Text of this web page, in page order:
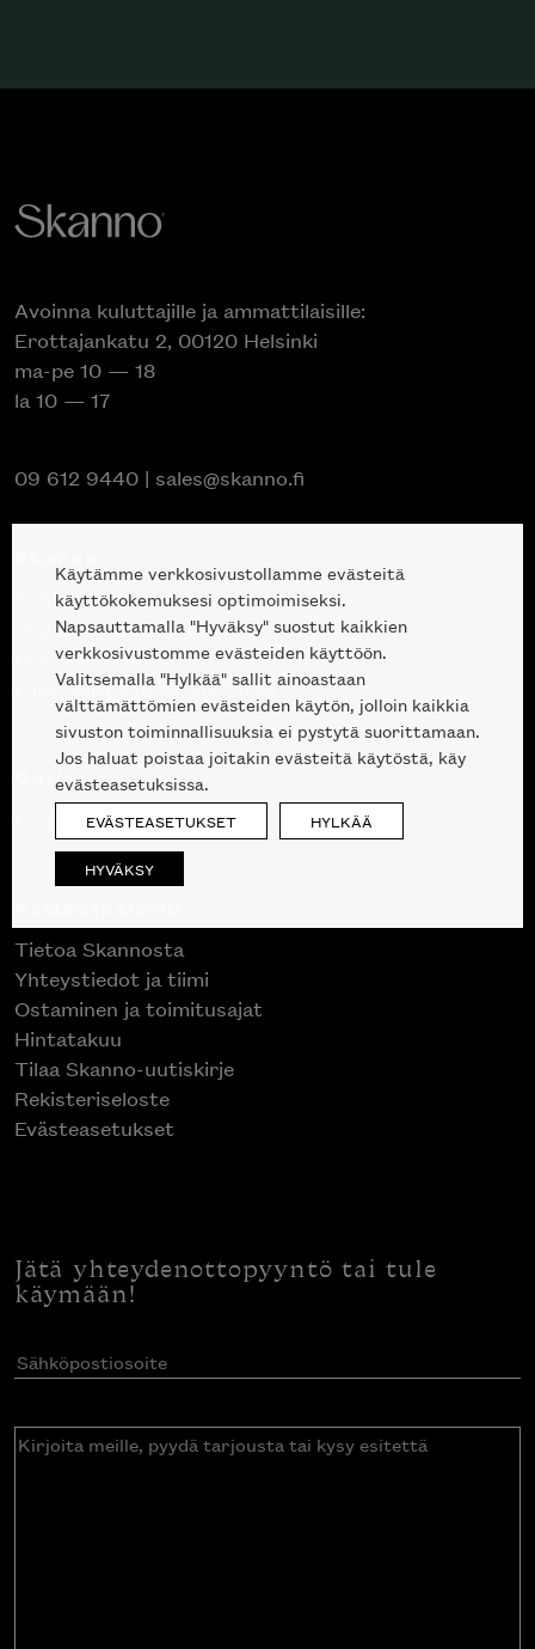
Avoinna kuluttajille ja ammattilaisille:
Erottajankatu 2, 00120 Helsinki
ma-pe 10 — 18
la 10 — 17
09 612 9440 | sales@skanno.fi
Tuotteet
Suunnittelupalvelu
Projektimyynti
Liike Helsingin keskustassa
Outlet
Poistuvat mallikappaleet
Tietoa Skannosta
Yhteystiedot ja tiimi
Ostaminen ja toimitusajat
Hintatakuu
Tilaa Skanno-uutiskirje
Rekisteriseloste
Evästeasetukset
Jätä yhteydenottopyyntö tai tule
käymään!
Sähköpostiosoite(Pakollinen)
Kirjoita
Käytämme verkkosivustollamme evästeitä
käyttökokemuksesi optimoimiseksi.
Napsauttamalla "Hyväksy" suostut kaikkien
verkkosivustomme evästeiden käyttöön.
Valitsemalla "Hylkää" sallit ainoastaan
välttämättömien evästeiden käytön, jolloin kaikkia
sivuston toiminnallisuuksia ei pystytä suorittamaan.
Jos haluat poistaa joitakin evästeitä käytöstä, käy
evästeasetuksissa.
EVÄSTEASETUKSET HYLKÄÄ
HYVÄKSY